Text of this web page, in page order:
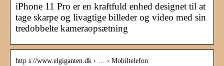
iPhone 11 Pro er en kraftfuld enhed designet til at
tage skarpe og livagtige billeder og video med sin
tredobbelte kameraopsætning
http s://www.elgiganten.dk › … › Mobiltelefon